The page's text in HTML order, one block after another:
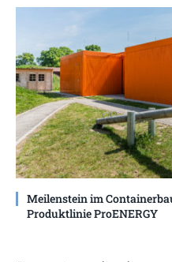
Meilenstein im
Produktlinie ProENERGY